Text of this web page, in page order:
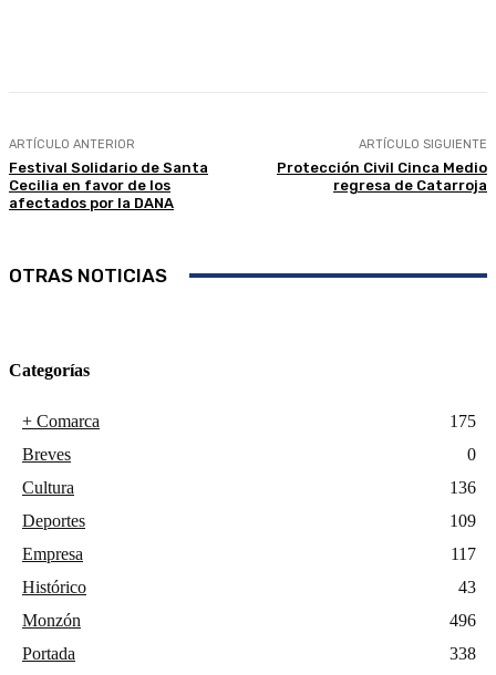
ARTÍCULO ANTERIOR
Festival Solidario de Santa
Cecilia en favor de los
afectados por la DANA
ARTÍCULO SIGUIENTE
Protección Civil Cinca Medio
regresa de Catarroja
OTRAS NOTICIAS
Categorías
+ Comarca
175
Breves
0
Cultura
136
Deportes
109
Empresa
117
Histórico
43
Monzón
496
Portada
338